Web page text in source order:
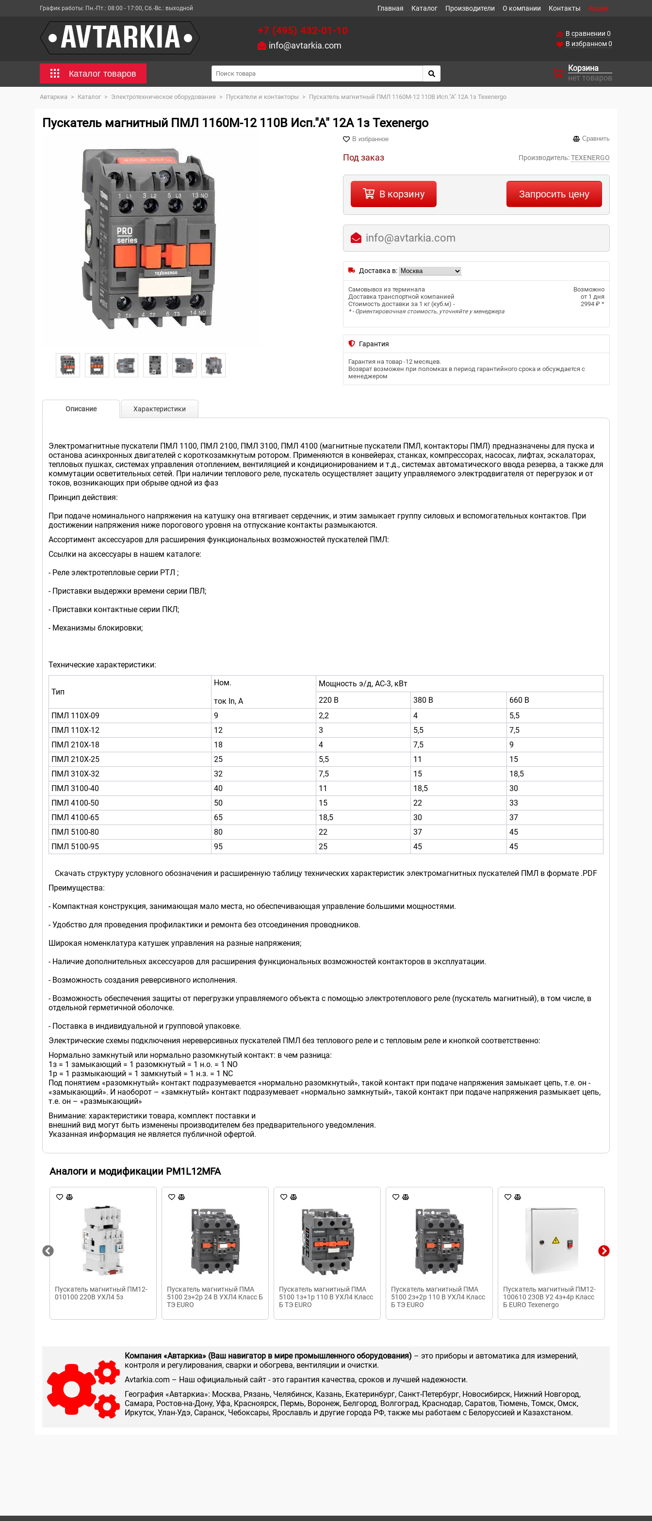
График работы: Пн.-Пт.: 08:00 - 17:00, Сб.-Вс.: выходной Главная Каталог Производители О компании Контакты Акции
+7 (495) 432-01-10
info@avtarkia.com
В сравнении 0
В избранном0
Каталог товаров
Корзина
нет товаров
Автаркиа > Каталог > Электротехническое оборудование > Пускатели и контакторы > Пускатель магнитный ПМЛ 1160М-12 110В Исп."А" 12А 1з Теxenergo
Пускатель магнитный ПМЛ 1160М-12 110В Исп."А" 12А 1з Теxenergo
В избранное Сравнить
Под заказ Производитель:TEXENERGO
В корзину Запросить цену
info@avtarkia.com
Доставка в:
Самовывоз из терминала
Возможно
Доставка транспортной компанией
от 1 дня
Стоимость доставки за 1 кг (куб.м) -
2994 ₽ *
* - Ориентировочная стоимость, уточняйте у менеджера
Гарантия
Гарантия на товар -12 месяцев.
Возврат возможен при поломках в период гарантийного срока и обсуждается с
менеджером
Описание Характеристики
Электромагнитные пускатели ПМЛ 1100, ПМЛ 2100, ПМЛ 3100, ПМЛ 4100 (магнитные пускатели ПМЛ, контакторы ПМЛ) предназначены для пуска и
останова асинхронных двигателей с короткозамкнутым ротором. Применяются в конвейерах, станках, компрессорах, насосах, лифтах, эскалаторах,
тепловых пушках, системах управления отоплением, вентиляцией и кондиционированием и т.д., системах автоматического ввода резерва, а также для
коммутации осветительных сетей. При наличии теплового реле, пускатель осуществляет защиту управляемого электродвигателя от перегрузок и от
токов, возникающих при обрыве одной из фаз
Принцип действия:
При подаче номинального напряжения на катушку она втягивает сердечник, и этим замыкает группу силовых и вспомогательных контактов. При
достижении напряжения ниже порогового уровня на отпускание контакты размыкаются.
Ассортимент аксессуаров для расширения функциональных возможностей пускателей ПМЛ:
Ссылки на аксессуары в нашем каталоге:
- Реле электротепловые серии РТЛ ;
- Приставки выдержки времени серии ПВЛ;
- Приставки контактные серии ПКЛ;
- Механизмы блокировки;
Технические характеристики:
Тип
Ном.
ток In, А
Мощность э/д, АС-3, кВт
220 В
380 В
660 В
ПМЛ 110Х-09
9 2,2 4
5,5
ПМЛ 110Х-12
12 3 5,5
7,5
ПМЛ 210Х-18
18 4 7,5
9
ПМЛ 210Х-25
25 5,5 11
15
ПМЛ 310Х-32
32 7,5 15
18,5
ПМЛ 3100-40
40 11 18,5
30
ПМЛ 4100-50
50 15 22
33
ПМЛ 4100-65
65 18,5 30
37
ПМЛ 5100-80
80 22 37
45
ПМЛ 5100-95
95 25 45 45
Скачать структуру условного обозначения и расширенную таблицу технических характеристик электромагнитных пускателей ПМЛ в формате .PDF
Преимущества:
- Компактная конструкция, занимающая мало места, но обеспечивающая управление большими мощностями.
- Удобство для проведения профилактики и ремонта без отсоединения проводников.
Широкая номенклатура катушек управления на разные напряжения;
- Наличие дополнительных аксессуаров для расширения функциональных возможностей контакторов в эксплуатации.
- Возможность создания реверсивного исполнения.
- Возможность обеспечения защиты от перегрузки управляемого объекта с помощью электротеплового реле (пускатель магнитный), в том числе, в
отдельной герметичной оболочке.
- Поставка в индивидуальной и групповой упаковке.
Электрические схемы подключения нереверсивных пускателей ПМЛ без теплового реле и с тепловым реле и кнопкой соответственно:
Нормально замкнутый или нормально разомкнутый контакт: в чем разница:
1з = 1 замыкающий = 1 разомкнутый = 1 н.о. = 1 NO
1р = 1 размыкающий = 1 замкнутый = 1 н.з. = 1 NC
Под понятием «разомкнутый» контакт подразумевается «нормально разомкнутый», такой контакт при подаче напряжения замыкает цепь, т.е. он -
«замыкающий». И наоборот – «замкнутый» контакт подразумевает «нормально замкнутый», такой контакт при подаче напряжения размыкает цепь,
т.е. он – «размыкающий»
Внимание: характеристики товара, комплект поставки и
внешний вид могут быть изменены производителем без предварительного уведомления.
Указанная информация не является публичной офертой.
Аналоги и модификации PM1L12MFA
Пускатель магнитный ПМ12-
010100 220В УХЛ4 5з
Пускатель магнитный ПМА
5100 2з+2р 24 В УХЛ4 Класс Б
ТЭ EURO
Пускатель магнитный ПМА
5100 1з+1р 110 В УХЛ4 Класс
Б ТЭ EURO
Пускатель магнитный ПМА
5100 2з+2р 110 В УХЛ4 Класс
Б ТЭ EURO
Пускатель магнитный ПМ12-
100610 230В У2 4з+4р Класс
Б EURO Texenergo
Компания «Автаркиа» (Ваш навигатор в мире промышленного оборудования) – это приборы и автоматика для измерений,
контроля и регулирования, сварки и обогрева, вентиляции и очистки.
Аvtarkia.com – Наш официальный сайт - это гарантия качества, сроков и лучшей надежности.
География «Автаркиа»: Москва, Рязань, Челябинск, Казань, Екатеринбург, Санкт-Петербург, Новосибирск, Нижний Новгород,
Самара, Ростов-на-Дону, Уфа, Красноярск, Пермь, Воронеж, Белгород, Волгоград, Краснодар, Саратов, Тюмень, Томск, Омск,
Иркутск, Улан-Удэ, Саранск, Чебоксары, Ярославль и другие города РФ, также мы работаем с Белоруссией и Казахстаном.